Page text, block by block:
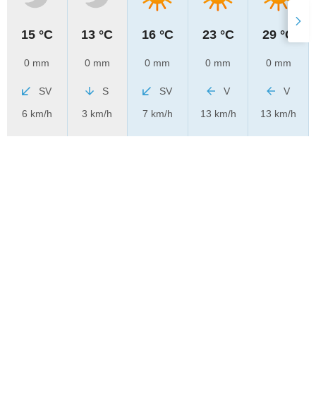
15 °C
0 mm
SV
6 km/h
13 °C
0 mm
S
3 km/h
16 °C
0 mm
SV
7 km/h
23 °C
0 mm
V
13 km/h
29 °C
0 mm
V
13 km/h